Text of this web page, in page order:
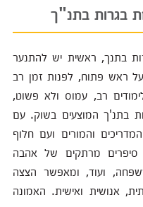
בגרות בתנ"ך
בתנך, ראשית יש להתנער
ראש פתוח, לפנות זמן רב
רב, עמוס ולא פשוט,
בתנ'ך המוצעים בשוק. עם
והמורים ועם חלוף
מרתקים של אהבה
ועוד, ומאפשר הצצה
אנושית ואישית. האמונה